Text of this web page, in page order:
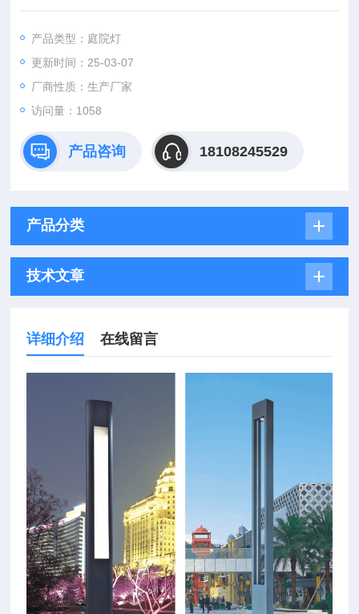
灯、泛光灯、投光灯、洗墙灯、矿工灯、探照灯等几十种路灯系
产品类型：庭院灯
更新时间：25-03-07
厂商性质：生产厂家
访问量：1058
产品咨询 18108245529
产品分类
技术文章
详细介绍 在线留言